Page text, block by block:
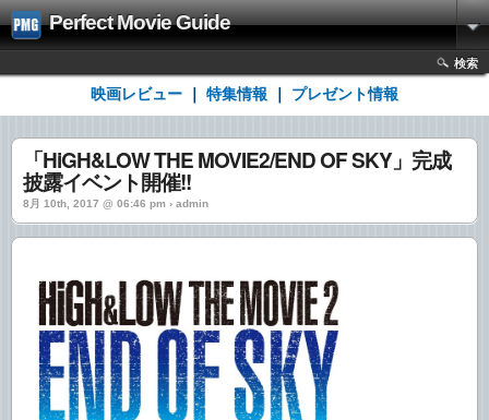
Perfect Movie Guide
検索
映画レビュー 特集情報 プレゼント情報
「HiGH&LOW THE MOVIE2/END OF SKY」完成
披露イベント開催!!
8月 10th, 2017 @ 06:46 pm › admin